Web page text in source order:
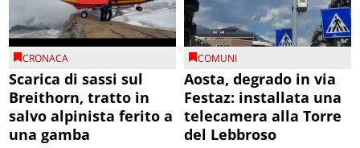
CRONACA
Scarica di sassi sul
Breithorn, tratto in
salvo alpinista ferito a
una gamba
COMUNI
Aosta, degrado in via
Festaz: installata una
telecamera alla Torre
del Lebbroso